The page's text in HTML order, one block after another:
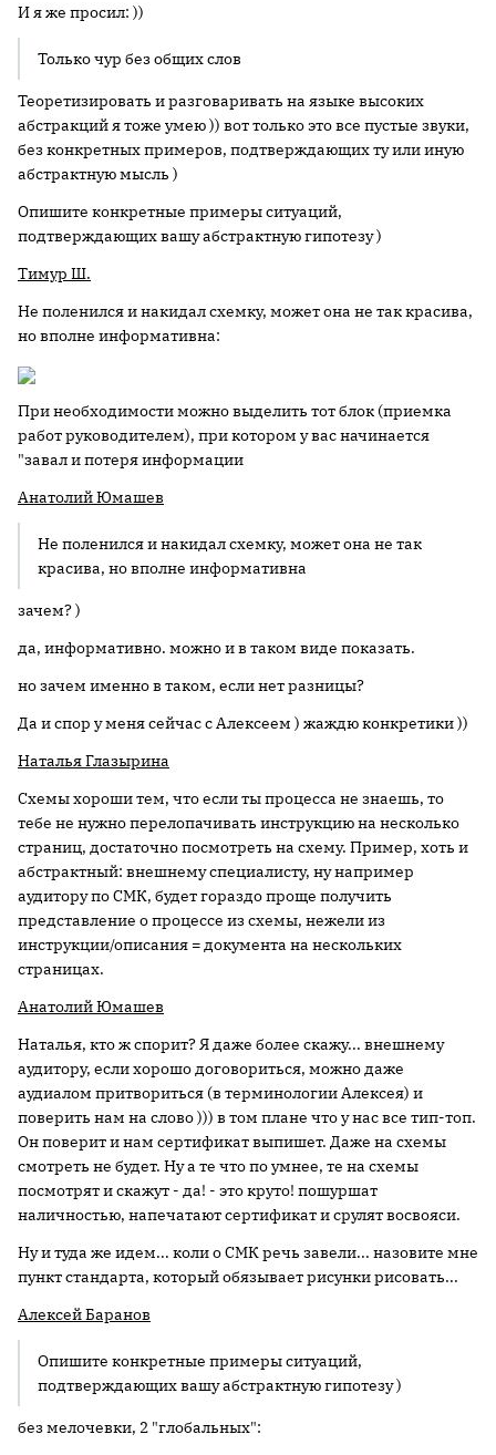
И я же просил: ))
Только чур без общих слов
Теоретизировать и разговаривать на языке высоких
абстракций я тоже умею )) вот только это все пустые звуки,
без конкретных примеров, подтверждающих ту или иную
абстрактную мысль )
Опишите конкретные примеры ситуаций,
подтверждающих вашу абстрактную гипотезу )
Тимур Ш.
Не поленился и накидал схемку, может она не так красива,
но вполне информативна:
При необходимости можно выделить тот блок (приемка
работ руководителем), при котором у вас начинается
"завал и потеря информации
Анатолий Юмашев
Не поленился и накидал схемку, может она не так
красива, но вполне информативна
зачем? )
да, информативно. можно и в таком виде показать.
но зачем именно в таком, если нет разницы?
Да и спор у меня сейчас с Алексеем ) жаждю конкретики ))
Наталья Глазырина
Схемы хороши тем, что если ты процесса не знаешь, то
тебе не нужно перелопачивать инструкцию на несколько
страниц, достаточно посмотреть на схему. Пример, хоть и
абстрактный: внешнему специалисту, ну например
аудитору по СМК, будет гораздо проще получить
представление о процессе из схемы, нежели из
инструкции/описания = документа на нескольких
страницах.
Анатолий Юмашев
Наталья, кто ж спорит? Я даже более скажу... внешнему
аудитору, если хорошо договориться, можно даже
аудиалом притвориться (в терминологии Алексея) и
поверить нам на слово ))) в том плане что у нас все тип-топ.
Он поверит и нам сертификат выпишет. Даже на схемы
смотреть не будет. Ну а те что по умнее, те на схемы
посмотрят и скажут - да! - это круто! пошуршат
наличностью, напечатают сертификат и срулят восвояси.
Ну и туда же идем... коли о СМК речь завели... назовите мне
пункт стандарта, который обязывает рисунки рисовать...
Алексей Баранов
Опишите конкретные примеры ситуаций,
подтверждающих вашу абстрактную гипотезу )
без мелочевки, 2 "глобальных":